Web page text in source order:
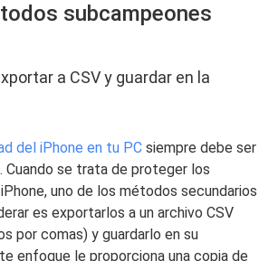
subcampeones
a CSV y guardar en la
del iPhone en tu PC siempre debe ser
Cuando se trata de proteger los
uno de los métodos secundarios
es exportarlos a un archivo CSV
por comas) y guardarlo en su
enfoque le proporciona una copia de